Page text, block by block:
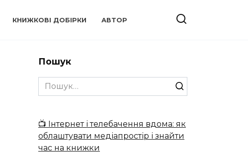
КНИЖКОВІ ДОБІРКИ АВТОР
Пошук
Search
for:
📺 Інтернет і телебачення вдома: як
облаштувати медіапростір і знайти
час на книжки